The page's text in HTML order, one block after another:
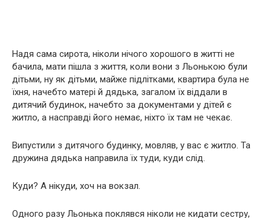
Надя сама сирота, ніколи нічого хорошого в житті не
бачила, мати пішла з життя, коли вони з Льонькою були
дітьми, ну як дітьми, майже підлітками, квартира була не
їхня, начебто матері й дядька, загалом їх віддали в
дитячий будинок, начебто за документами у дітей є
житло, а насправді його немає, ніхто їх там не чекає.
Випустили з дитячого будинку, мовляв, у вас є житло. Та
дружина дядька направила їх туди, куди слід.
Куди? А нікуди, хоч на вокзал.
Одного разу Льонька поклявся ніколи не кидати сестру,